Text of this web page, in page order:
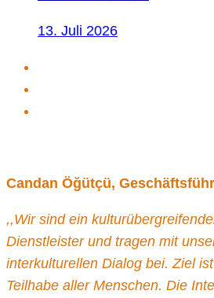
13. Juli 2026
Candan Öğütçü,
,,Wir sind ein
Dienstleister und tragen mit
interkulturellen Dialog bei. Ziel
Teilhabe aller Menschen. Die